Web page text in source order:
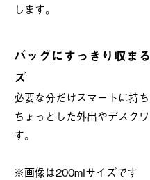
します。
バッグにすっきり収ま
ズ
必要な分だけスマートに持ち
ちょっとした外出やデスク
す。
※画像は200mlサイズです